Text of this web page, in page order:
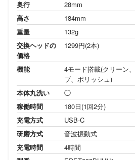
奥行
28mm
高さ
184mm
重量
132g
交換ヘッドの
価格
1299円(2本)
機能
4モード搭載(クリーン
ブ、ポリッシュ)
本体丸洗い
◯
稼働時間
180日(1回2分)
充電方式
USB-C
研磨方式
音波振動式
充電時間
4時間